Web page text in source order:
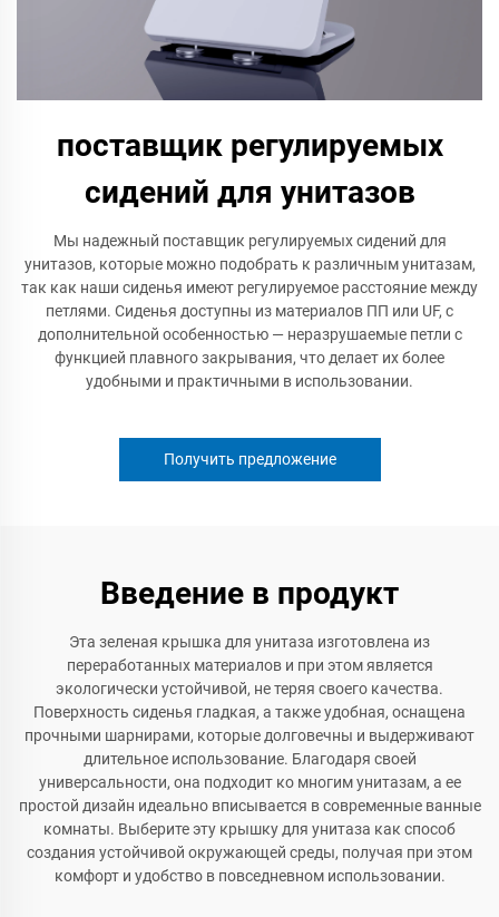
поставщик регулируемых
сидений для унитазов
Мы надежный поставщик регулируемых сидений для
унитазов, которые можно подобрать к различным унитазам,
так как наши сиденья имеют регулируемое расстояние между
петлями. Сиденья доступны из материалов ПП или UF, с
дополнительной особенностью — неразрушаемые петли с
функцией плавного закрывания, что делает их более
удобными и практичными в использовании.
Получить предложение
Введение в продукт
Эта зеленая крышка для унитаза изготовлена из
переработанных материалов и при этом является
экологически устойчивой, не теряя своего качества.
Поверхность сиденья гладкая, а также удобная, оснащена
прочными шарнирами, которые долговечны и выдерживают
длительное использование. Благодаря своей
универсальности, она подходит ко многим унитазам, а ее
простой дизайн идеально вписывается в современные ванные
комнаты. Выберите эту крышку для унитаза как способ
создания устойчивой окружающей среды, получая при этом
комфорт и удобство в повседневном использовании.